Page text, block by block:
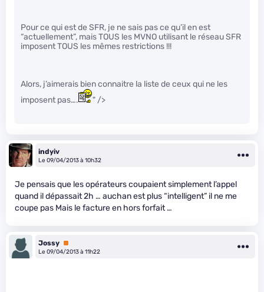
Pour ce qui est de SFR, je ne sais pas ce qu’il en est
“actuellement”, mais TOUS les MVNO utilisant le réseau SFR
imposent TOUS les mêmes restrictions !!!
Alors, j’aimerais bien connaitre la liste de ceux qui ne les
imposent pas….
" />
indyiv
Le 09/04/2013 à 10h32
Je pensais que les opérateurs coupaient simplement l’appel
quand il dépassait 2h … auchan est plus “intelligent” il ne me
coupe pas Mais le facture en hors forfait …
Jossy Premium
Le 09/04/2013 à 11h22